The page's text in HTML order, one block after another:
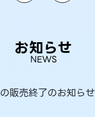
お知らせ
NEWS
販売終了のお知らせ